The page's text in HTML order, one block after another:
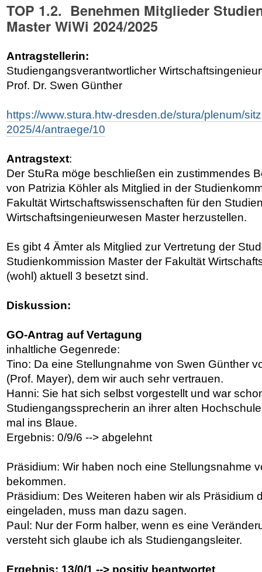
TOP 1.2. Benehmen Mitglieder
Master WiWi 2024/2025
Antragstellerin:
Studiengangsverantwortlicher
Prof. Dr. Swen Günther
https://www.stura.htw-dresden.de/stura/plenum/
2025/4/antraege/10
Antragstext:
Der StuRa möge beschließen ein zustimmendes
von Patrizia Köhler als Mitglied in der
Fakultät Wirtschaftswissenschaften für den
Wirtschaftsingenieurwesen Master herzustellen.
Es gibt 4 Ämter als Mitglied zur Vertretung der
Studienkommission Master der Fakultät
(wohl) aktuell 3 besetzt sind.
Diskussion:
GO-Antrag auf Vertagung
inhaltliche Gegenrede:
Tino: Da eine Stellungnahme von Swen Günther
(Prof. Mayer), dem wir auch sehr vertrauen.
Hanni: Sie hat sich selbst vorgestellt und war
Studiengangssprecherin an ihrer alten
mal ins Blaue.
Ergebnis: 0/9/6 --> abgelehnt
Präsidium: Wir haben noch eine Stellungsnahme
bekommen.
Präsidium: Des Weiteren haben wir als Präsidium
eingeladen, muss man dazu sagen.
Paul: Nur der Form halber, wenn es eine
versteht sich glaube ich als Studiengangsleiter.